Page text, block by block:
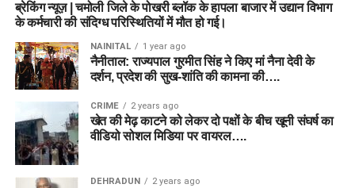
ब्रेकिंग न्यूज़ | चमोली जिले के पोखरी ब्लॉक के हापला बाजार में उद्यान विभाग
के कर्मचारी की संदिग्ध परिस्थितियों में मौत हो गई।
NAINITAL 1 year ago
नैनीताल: राज्यपाल गुरमीत सिंह ने किए मां नैना देवी के
दर्शन, प्रदेश की सुख-शांति की कामना की….
CRIME 2 years ago
खेत की मेढ़ काटने को लेकर दो पक्षों के बीच खूनी संघर्ष का
वीडियो सोशल मिडिया पर वायरल….
DEHRADUN 2 years ago